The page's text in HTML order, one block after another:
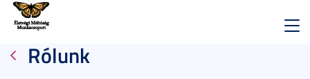
Rólunk